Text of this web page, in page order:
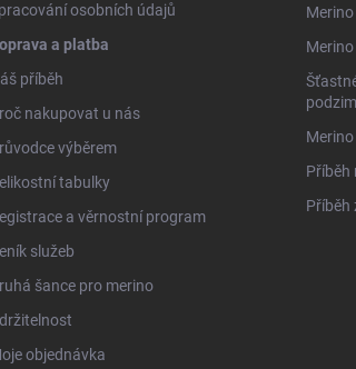
osobních údajů
a platba
příběh
nakupovat u nás
výběrem
tabulky
a věrnostní program
služeb
šance pro merino
objednávka
Příběh
Příběh